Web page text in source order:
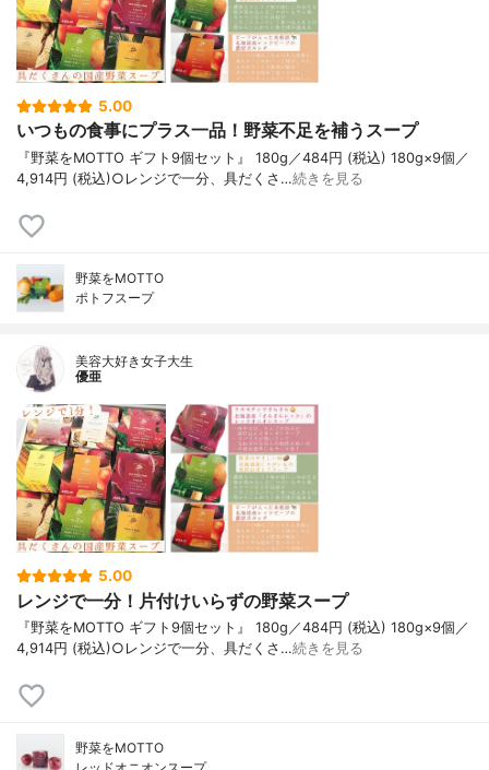
5.00
いつもの食事にプラス一品！野菜不足を補うスープ
『野菜をMOTTO ギフト9個セット』 180g／484円 (税込) 180g×9個／
4,914円 (税込)○レンジで一分、具だくさ…続きを見る
野菜をMOTTO
ポトフスープ
美容大好き女子大生
優亜
5.00
レンジで一分！片付けいらずの野菜スープ
『野菜をMOTTO ギフト9個セット』 180g／484円 (税込) 180g×9個／
4,914円 (税込)○レンジで一分、具だくさ…続きを見る
野菜をMOTTO